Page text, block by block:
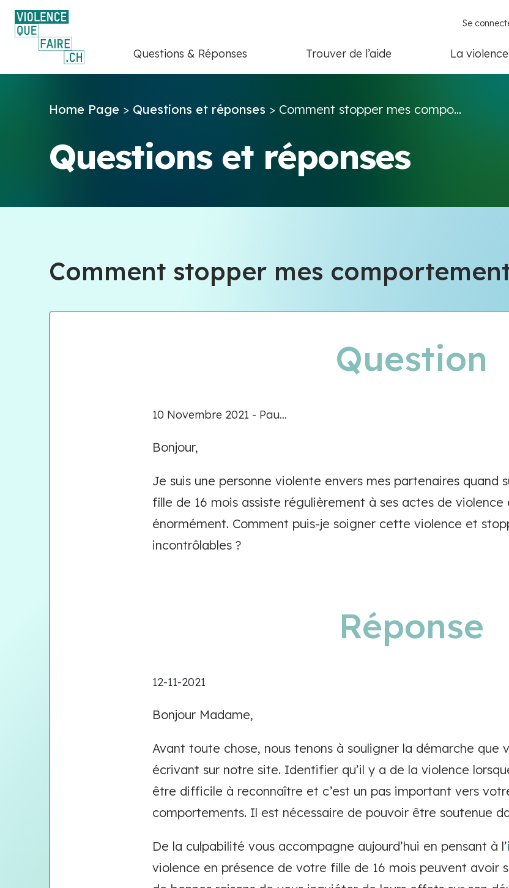
Se
Questions & Réponses Trouver de l’aide La
Home Page > Questions et réponses > Comment stopper mes compo...
Questions et réponses
Comment stopper mes
Question
10 Novembre 2021 - Pau...
Bonjour,
Je suis une personne violente envers mes partenaires quand
fille de 16 mois assiste régulièrement à ses actes de violence
énormément. Comment puis-je soigner cette violence et
incontrôlables ?
Réponse
12-11-2021
Bonjour Madame,
Avant toute chose, nous tenons à souligner la démarche que
écrivant sur notre site. Identifier qu’il y a de la violence
être difficile à reconnaître et c’est un pas important vers
comportements. Il est nécessaire de pouvoir être soutenue
De la culpabilité vous accompagne aujourd’hui en pensant à l’
violence en présence de votre fille de 16 mois peuvent avoir